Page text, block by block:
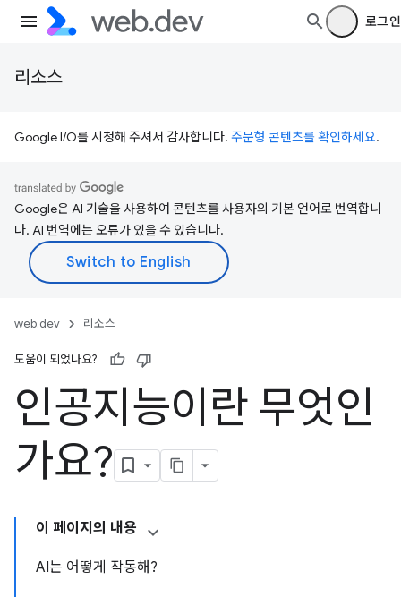
로그인
리소스
Google I/O를 시청해 주셔서 감사합니다. 주문형 콘텐츠를 확인하세요.
Google은 AI 기술을 사용하여 콘텐츠를 사용자의 기본 언어로 번역합니
다. AI 번역에는 오류가 있을 수 있습니다.
web.dev 리소스
도움이 되었나요?
인공지능이란 무엇인
가요?
이 페이지의 내용
AI는 어떻게 작동해?